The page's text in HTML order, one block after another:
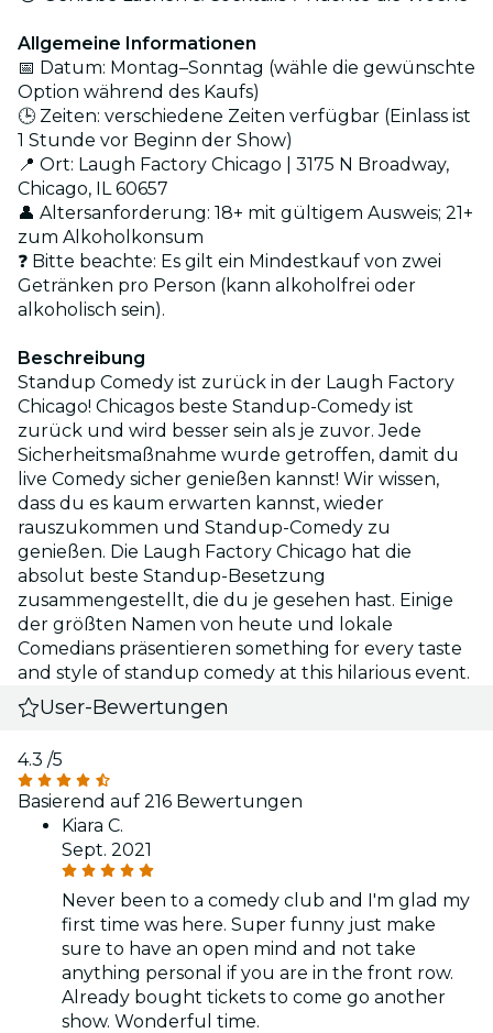
Allgemeine Informationen
📅 Datum: Montag–Sonntag (wähle die gewünschte
Option während des Kaufs)
🕒 Zeiten: verschiedene Zeiten verfügbar (Einlass ist
1 Stunde vor Beginn der Show)
📍 Ort: Laugh Factory Chicago | 3175 N Broadway,
Chicago, IL 60657
👤 Altersanforderung: 18+ mit gültigem Ausweis; 21+
zum Alkoholkonsum
❓ Bitte beachte: Es gilt ein Mindestkauf von zwei
Getränken pro Person (kann alkoholfrei oder
alkoholisch sein).
Beschreibung
Standup Comedy ist zurück in der Laugh Factory
Chicago! Chicagos beste Standup-Comedy ist
zurück und wird besser sein als je zuvor. Jede
Sicherheitsmaßnahme wurde getroffen, damit du
live Comedy sicher genießen kannst! Wir wissen,
dass du es kaum erwarten kannst, wieder
rauszukommen und Standup-Comedy zu
genießen. Die Laugh Factory Chicago hat die
absolut beste Standup-Besetzung
zusammengestellt, die du je gesehen hast. Einige
der größten Namen von heute und lokale
Comedians präsentieren something for every taste
and style of standup comedy at this hilarious event.
User-Bewertungen
4.3 /5
Basierend auf 216 Bewertungen
Kiara C.
Sept. 2021
Never been to a comedy club and I'm glad my
first time was here. Super funny just make
sure to have an open mind and not take
anything personal if you are in the front row.
Already bought tickets to come go another
show. Wonderful time.